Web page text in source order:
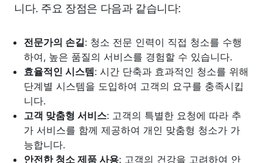
니다. 주요 장점은 다음과 같습니다:
전문가의 손길: 청소 전문 인력이 직접 청소를 수행
하여, 높은 품질의 서비스를 경험할 수 있습니다.
효율적인 시스템: 시간 단축과 효과적인 청소를 위해
단계별 시스템을 도입하여 고객의 요구를 충족시킵
니다.
고객 맞춤형 서비스: 고객의 특별한 요청에 따라 추
가 서비스를 함께 제공하여 개인 맞춤형 청소가 가
능합니다.
안전한 청소 제품 사용: 고객의 건강을 고려하여 안